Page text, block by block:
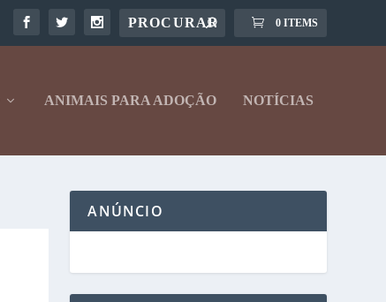
0 ITEMS
ANIMAIS PARA ADOÇÃO NOTÍCIAS
ANÚNCIO